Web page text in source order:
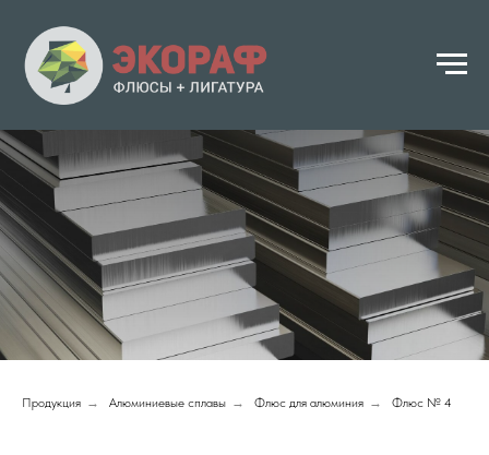
Продукция → Алюминиевые сплавы → Флюс для алюминия → Флюс № 4